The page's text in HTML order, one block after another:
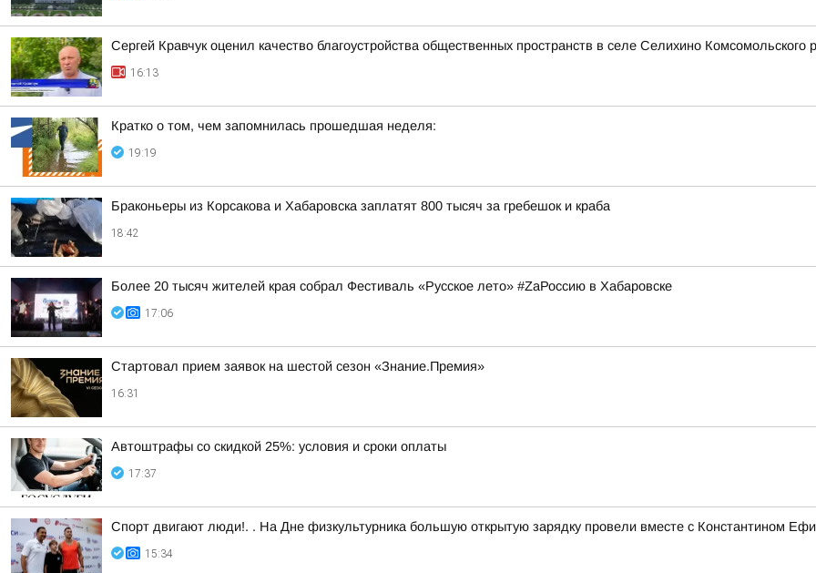
Сергей Кравчук оценил качество благоустройства общественных пространств в селе Селихино Комсомольского
16:13
Кратко о том, чем запомнилась прошедшая неделя:
19:19
Браконьеры из Корсакова и Хабаровска заплатят 800 тысяч за гребешок и краба
18:42
Более 20 тысяч жителей края собрал Фестиваль «Русское лето» #ZaРоссию в Хабаровске
17:06
Стартовал прием заявок на шестой сезон «Знание.Премия»
16:31
Автоштрафы со скидкой 25%: условия и сроки оплаты
17:37
Спорт двигают люди!. . На Дне физкультурника большую открытую зарядку провели вместе с Константином
15:34